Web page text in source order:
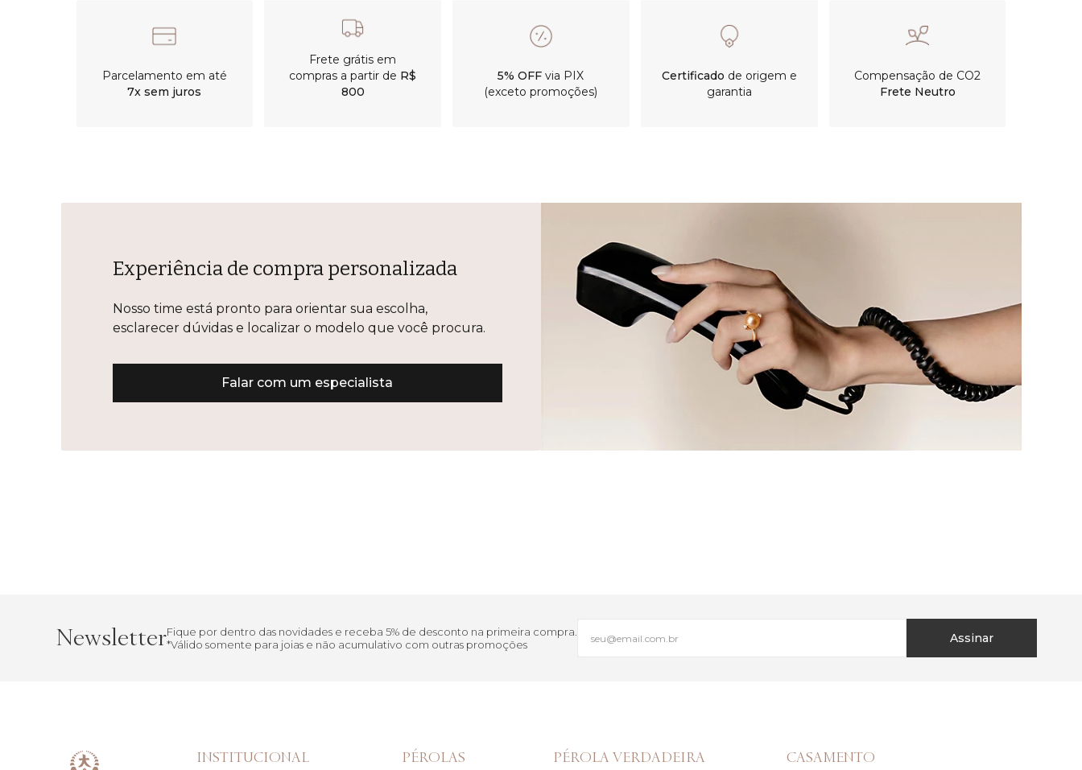
Parcelamento em até
7x sem juros
Frete grátis em
compras a partir de R$
800
5% OFF via PIX
(exceto promoções)
Certificado de origem e
garantia
Compensação de CO2
Frete Neutro
Experiência de compra personalizada
Nosso time está pronto para orientar sua escolha,
esclarecer dúvidas e localizar o modelo que você procura.
Falar com um especialista
NewsletterFique por dentro das novidades e receba 5% de desconto na primeira compra.
*Válido somente para joias e não acumulativo com outras promoções
Assinar
INSTITUCIONAL PÉROLAS PÉROLA VERDADEIRA CASAMENTO